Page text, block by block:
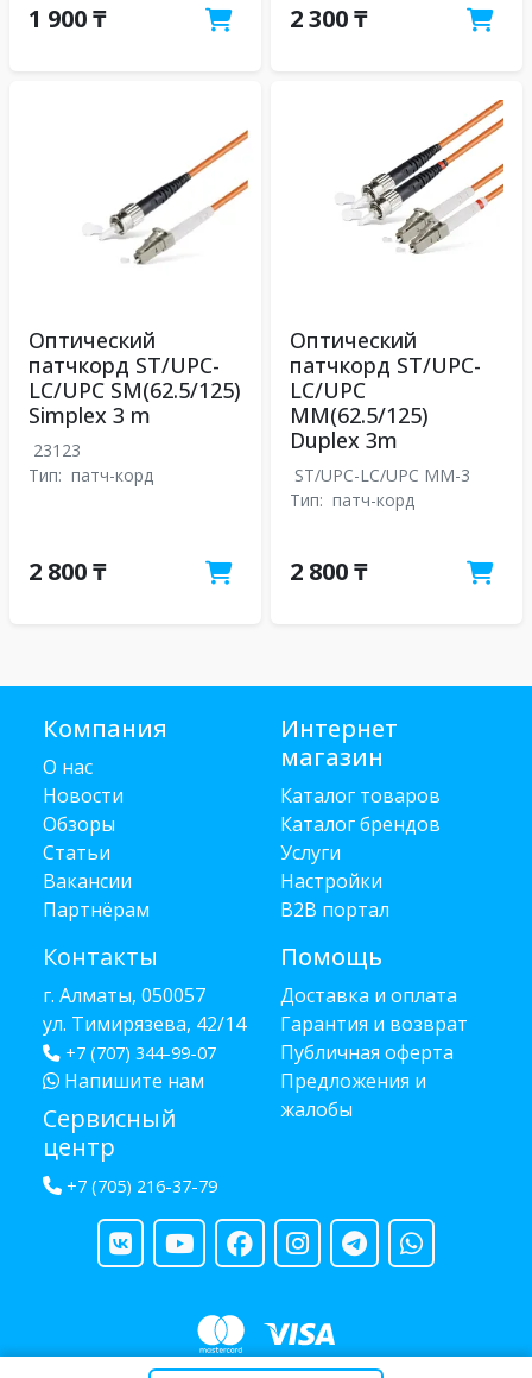
1 900 ₸ 2 300 ₸
Оптический
патчкорд ST/UPC-
LC/UPC SM(62.5/125)
Simplex 3 m
23123
Тип: патч-корд
2 800 ₸
Оптический
патчкорд ST/UPC-
LC/UPC
MM(62.5/125)
Duplex 3m
ST/UPC-LC/UPC MM-3
Тип: патч-корд
2 800 ₸
Компания
О нас
Новости
Обзоры
Статьи
Вакансии
Партнёрам
Контакты
г. Алматы, 050057
ул. Тимирязева, 42/14
+7 (707) 344-99-07
Напишите нам
Сервисный
центр
+7 (705) 216-37-79
Интернет
магазин
Каталог товаров
Каталог брендов
Услуги
Настройки
B2B портал
Помощь
Доставка и оплата
Гарантия и возврат
Публичная оферта
Предложения и
жалобы